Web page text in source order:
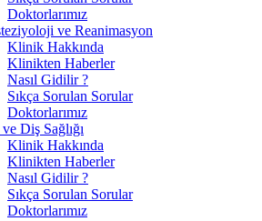
Doktorlarımız
ve Reanimasyon
Klinik Hakkında
Klinikten Haberler
Nasıl Gidilir ?
Sıkça Sorulan Sorular
Doktorlarımız
Diş Sağlığı
Klinik Hakkında
Klinikten Haberler
Nasıl Gidilir ?
Sıkça Sorulan Sorular
Doktorlarımız